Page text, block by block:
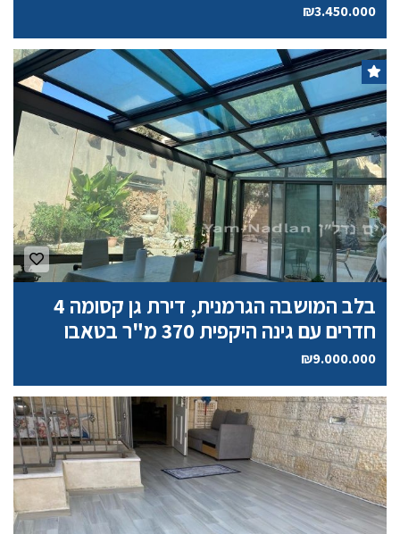
₪3.450.000
בלב המושבה הגרמנית, דירת גן קסומה 4
חדרים עם גינה היקפית 370 מ"ר בטאבו
₪9.000.000